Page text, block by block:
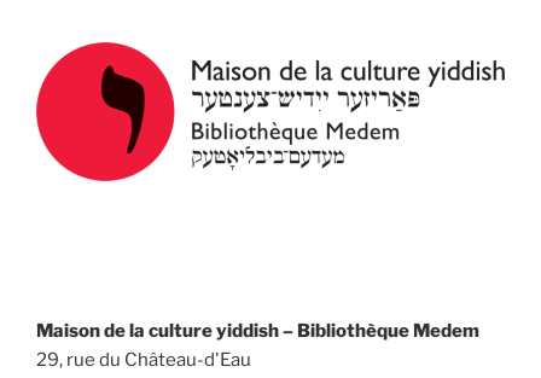
Maison de la culture yiddish – Bibliothèque Medem
29, rue du Château-d'Eau